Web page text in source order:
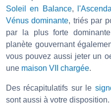
Soleil en Balance,
Vénus dominante, triés par
par la plus forte
planète gouvernant
vous pouvez aussi jeter un
une maison VII chargée.
Des récapitulatifs sur le
sont aussi à votre disposition.